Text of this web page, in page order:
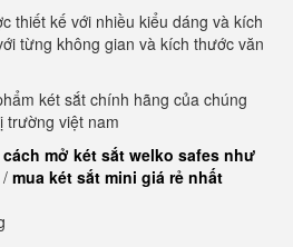
thiết kế với nhiều kiểu dáng và kích
từng không gian và kích thước văn
két sắt chính hãng của chúng
trường việt nam
cách mở két sắt welko safes như
/ mua két sắt mini giá rẻ nhất